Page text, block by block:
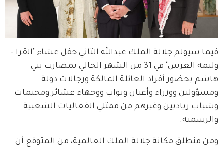
فيما سيولم جلالة الملك عبدالله الثاني حفل عشاء "القرا -
وليمة العرس" في 31 من الشهر الحالي بمضارب بني
هاشم بحضور أفراد العائلة المالكة ورجالات دولة
ومسؤولين ووزراء وأعيان ونواب ووجهاء عشائر ومخيمات
وشباب رياديين وغيرهم من ممثلي الفعاليات الشعبية
والرسمية.
ومن منطلق مكانة جلالة الملك العالمية، من المتوقع أن